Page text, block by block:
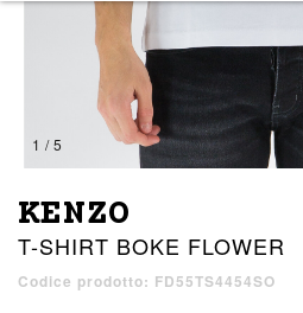
1 / 5
KENZO
T-SHIRT BOKE FLOWER
Codice prodotto: FD55TS4454SO